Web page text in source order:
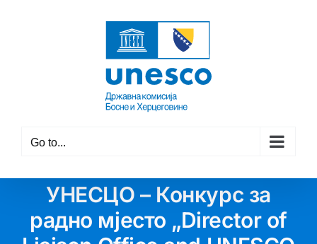
Go to...
УНЕСЦО – Конкурс за
радно мјесто „Director of